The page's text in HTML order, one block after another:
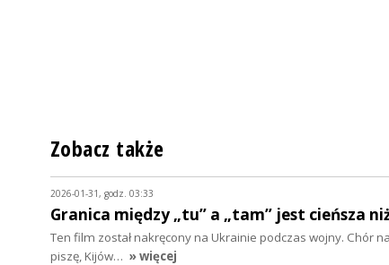
Zobacz także
2026-01-31, godz. 03:33
Granica między „tu” a „tam” jest cieńsza
Ten film został nakręcony na Ukrainie podczas wojny. Chór
piszę, Kijów… » więcej